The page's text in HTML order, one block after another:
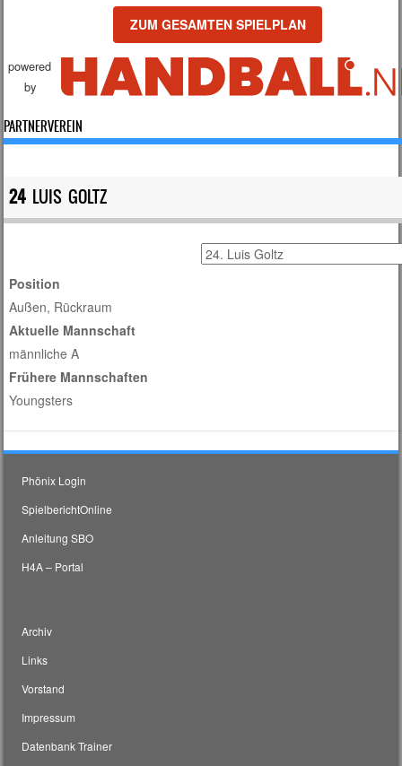
24 LUIS GOLTZ
Position
Außen, Rückraum
Aktuelle Mannschaft
männliche A
Frühere Mannschaften
Youngsters
ZUM GESAMTEN SPIELPLAN
powered
by
PARTNERVEREIN
Phönix Login
SpielberichtOnline
Anleitung SBO
H4A – Portal
Archiv
Links
Vorstand
Impressum
Datenbank Trainer